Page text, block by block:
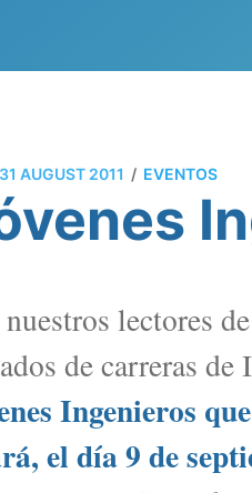
31 AUGUST 2011 / EVENTOS
lectores
de carreras
Ingenieros
el día 9 de